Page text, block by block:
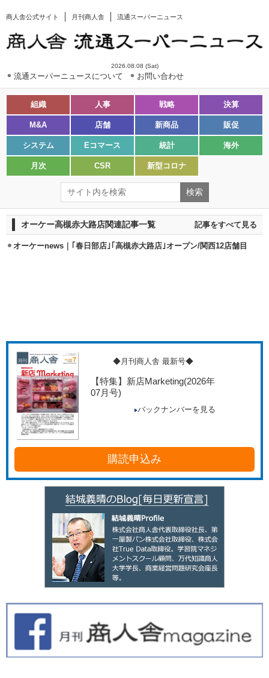
商人舎公式サイト 月刊商人舎 流通スーパーニュース
2026.08.08 (Sat)
流通スーパーニュースについて お問い合わせ
組織 人事 戦略 決算
M&A 店舗 新商品 販促
システム Eコマース 統計 海外
月次 CSR 新型コロナ
オーケー高槻赤大路店関連記事一覧 記事をすべて見る
オーケーnews｜｢春日部店｣｢高槻赤大路店｣オープン/関西12店舗目
◆月刊商人舎 最新号◆
【特集】新店Marketing(2026年
07月号)
バックナンバーを見る
購読申込み